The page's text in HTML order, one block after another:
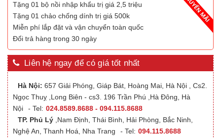
Tặng 01 bộ nồi nhập khẩu trị giá 2,5 triệu
Tặng 01 chảo chống dính trị giá 500k
Miễn phí lắp đặt và vận chuyển toàn quốc
Đổi trả hàng trong 30 ngày
Liên hệ ngay để có giá tốt nhất
Hà Nội: 657 Giải Phóng, Giáp Bát, Hoàng Mai, Hà Nội , Cs2.
Ngọc Thuỵ ,Long Biên - cs3. 196 Trần Phú ,Hà Đông, Hà
Nội
- Tel: 024.8589.8688 - 094.115.8688
TP. Phủ Lý ,Nam Định, Thái Bình, Hải Phòng, Bắc Ninh,
Nghệ An, Thanh Hoá, Nha Trang
- Tel: 094.115.8688